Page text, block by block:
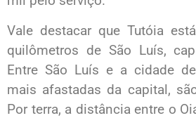
Vale destacar que Tutóia
quilômetros de São Luís,
Entre São Luís e a cidade
mais afastadas da capital,
Por terra, a distância entre o